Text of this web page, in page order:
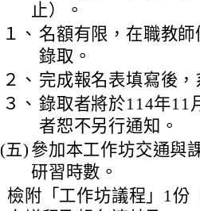
止）。
１、 名額有限，在職教
錄取。
２、 完成報名表填寫後
３、 錄取者將於114年11
者恕不另行通知。
(五) 參加本工作坊交通與
研習時數。
檢附「工作坊議程」1份